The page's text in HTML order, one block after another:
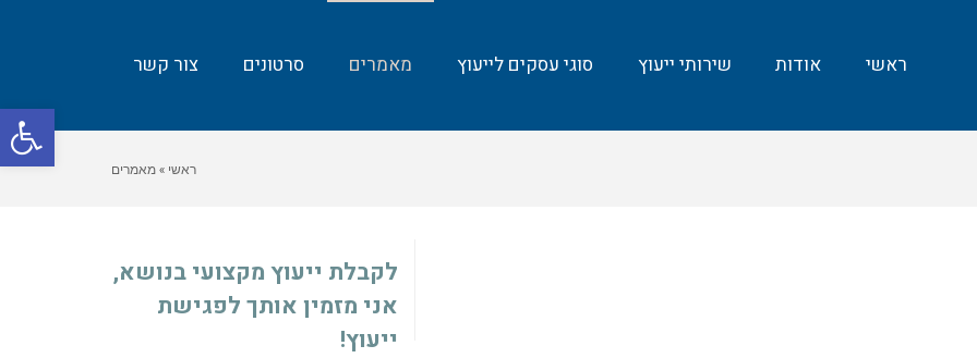
ראשי אודות שירותי ייעוץ סוגי עסקים לייעוץ מאמרים סרטונים צור קשר
ראשי »מאמרים
לקבלת ייעוץ מקצועי בנושא,
אני מזמין אותך לפגישת
ייעוץ!